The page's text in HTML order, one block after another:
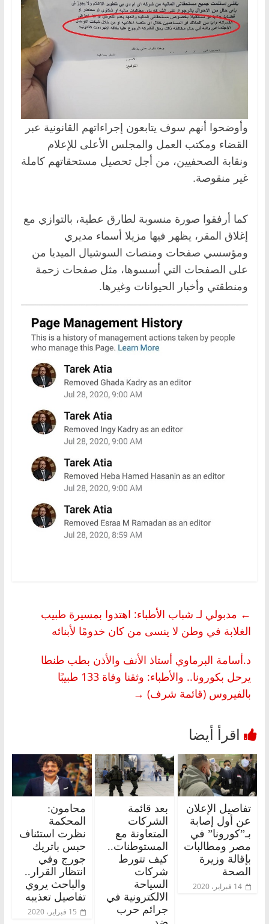
وأوضحوا أنهم سوف يتابعون إجراءاتهم القانونية عبر
القضاء ومكتب العمل والمجلس الأعلى للإعلام
ونقابة الصحفيين، من أجل تحصيل مستحقاتهم كاملة
غير منقوصة.
كما أرفقوا صورة منسوبة لطارق عطية، بالتوازي مع
إغلاق المقر، يظهر فيها مزيلا أسماء مديري
ومؤسسي صفحات ومنصات السوشيال الميديا من
على الصفحات التي أسسوها، مثل صفحات زحمة
ومنطقتي وأخبار الحيوانات وغيرها.
← مدبولي لـ شباب الأطباء: اهتدوا بمسيرة طبيب
الغلابة في وطن لا ينسى من كان خدومًا لأبنائه
د.أسامة البرماوي أستاذ الأنف والأذن بطب طنطا
يرحل بكورونا.. والأطباء: وثقنا وفاة 133 طبيبًا
بالفيروس (قائمة شرف) →
تفاصيل الإعلان
عن أول إصابة
بـ”كورونا” في
مصر ومطالبات
بإقالة وزيرة
الصحة
14 فبراير، 2020
بعد قائمة
الشركات
المتعاونة مع
المستوطنات..
كيف تتورط
شركات
السياحة
الالكترونية في
جرائم حرب
محامون:
المحكمة
نظرت استئناف
حبس باتريك
جورج وفي
انتظار القرار..
والباحث يروي
تفاصيل تعذيبه
15 فبراير، 2020